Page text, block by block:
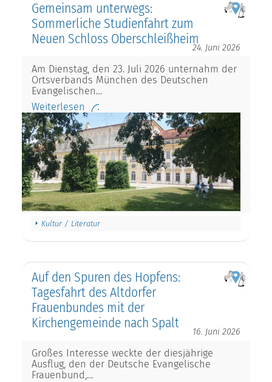
Gemeinsam unterwegs:
Sommerliche Studienfahrt zum
Neuen Schloss Oberschleißheim
24. Juni 2026
Am Dienstag, den 23. Juli 2026 unternahm der
Ortsverbands München des Deutschen
Evangelischen…
Weiterlesen
Kultur / Literatur
Auf den Spuren des Hopfens:
Tagesfahrt des Altdorfer
Frauenbundes mit der
Kirchengemeinde nach Spalt
16. Juni 2026
Großes Interesse weckte der diesjährige
Ausflug, den der Deutsche Evangelische
Frauenbund,…